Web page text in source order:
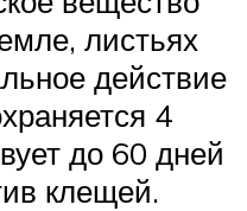
листьях
действие
4
до 60 дней
клещей.